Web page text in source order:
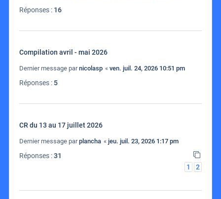
Réponses : 16
Compilation avril - mai 2026
Dernier message parnicolasp « ven. juil. 24, 2026 10:51 pm
Réponses :5
CR du 13 au 17 juillet 2026
Dernier message parplancha « jeu. juil. 23, 2026 1:17 pm
Réponses :31
1
2